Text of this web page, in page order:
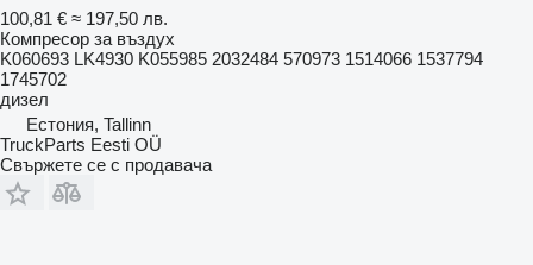
100,81 € ≈ 197,50 лв.
Компресор за въздух
K060693 LK4930 K055985 2032484 570973 1514066 1537794
1745702
дизел
Естония, Tallinn
TruckParts Eesti OÜ
Свържете се с продавача